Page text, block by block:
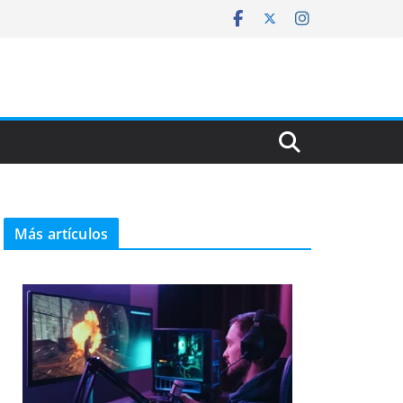
Más artículos